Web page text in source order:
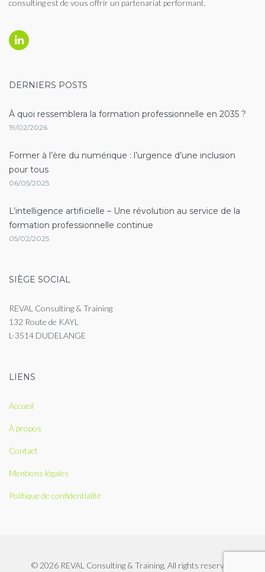
consulting est de vous offrir un partenariat performant.
DERNIERS POSTS
À quoi ressemblera la formation professionnelle en 2035 ?
19/02/2026
Former à l’ère du numérique : l’urgence d’une inclusion
pour tous
06/05/2025
L’intelligence artificielle – Une révolution au service de la
formation professionnelle continue
05/02/2025
SIÈGE SOCIAL
REVAL Consulting & Training
132 Route de KAYL
L-3514 DUDELANGE
LIENS
Accueil
À propos
Contact
Mentions légales
Politique de confidentialité
© 2026 REVAL Consulting & Training. All rights reserved.